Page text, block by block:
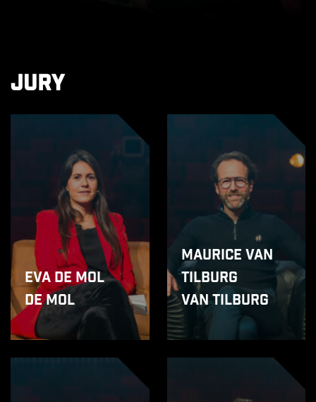
Jury
Eva de Mol
de Mol
Maurice van
Tilburg
van Tilburg